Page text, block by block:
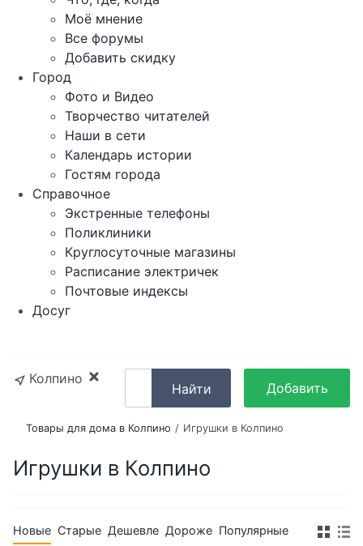
Моё мнение
Все форумы
Добавить скидку
Город
Фото и Видео
Творчество читателей
Наши в сети
Календарь истории
Гостям города
Справочное
Экстренные телефоны
Поликлиники
Круглосуточные магазины
Расписание электричек
Почтовые индексы
Досуг
Колпино
Найти Добавить
объявление
Товары для дома в Колпино Игрушки в Колпино
Игрушки в Колпино
Новые Старые Дешевле Дороже Популярные